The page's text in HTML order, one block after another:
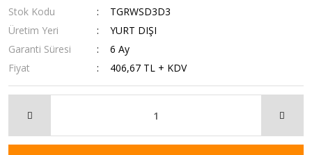
Stok Kodu
TGRWSD3D3
Üretim Yeri
YURT DIŞI
Garanti Süresi
6 Ay
Fiyat
406,67 TL + KDV